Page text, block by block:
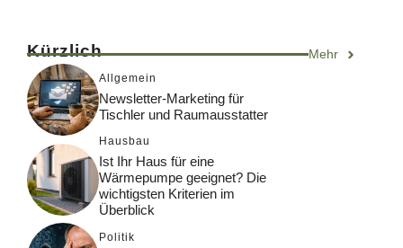
Kürzlich Mehr
Allgemein
Newsletter-Marketing für
Tischler und Raumausstatter
Hausbau
Ist Ihr Haus für eine
Wärmepumpe geeignet? Die
wichtigsten Kriterien im
Überblick
Politik